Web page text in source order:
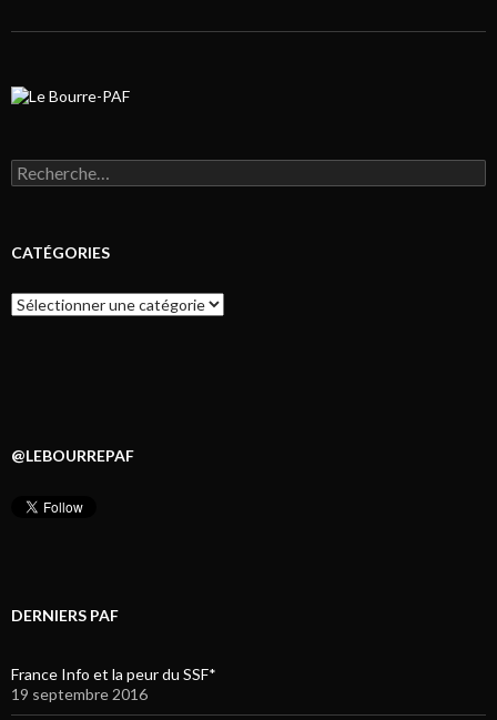
Rechercher :
CATÉGORIES
Catégories
@LEBOURREPAF
DERNIERS PAF
France Info et la peur du SSF*
19 septembre 2016